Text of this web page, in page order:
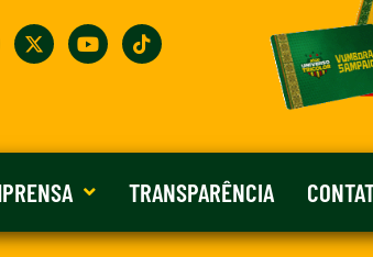
TRANSPARÊNCIA